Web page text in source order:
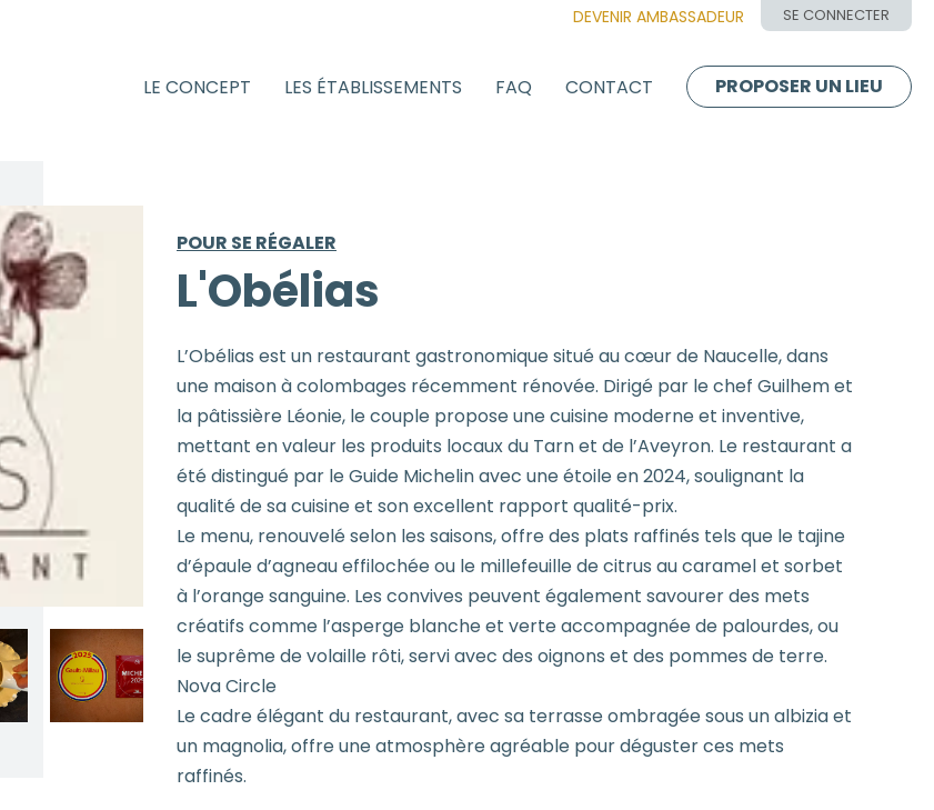
DEVENIR AMBASSADEUR SE CONNECTER
LE CONCEPT LES ÉTABLISSEMENTS FAQ CONTACT PROPOSER UN LIEU
POUR SE RÉGALER
L'Obélias
L’Obélias est un restaurant gastronomique situé au cœur de Naucelle, dans
une maison à colombages récemment rénovée. Dirigé par le chef Guilhem et
la pâtissière Léonie, le couple propose une cuisine moderne et inventive,
mettant en valeur les produits locaux du Tarn et de l’Aveyron. Le restaurant a
été distingué par le Guide Michelin avec une étoile en 2024, soulignant la
qualité de sa cuisine et son excellent rapport qualité-prix.
Le menu, renouvelé selon les saisons, offre des plats raffinés tels que le tajine
d’épaule d’agneau effilochée ou le millefeuille de citrus au caramel et sorbet
à l’orange sanguine. Les convives peuvent également savourer des mets
créatifs comme l’asperge blanche et verte accompagnée de palourdes, ou
le suprême de volaille rôti, servi avec des oignons et des pommes de terre.
Nova Circle
Le cadre élégant du restaurant, avec sa terrasse ombragée sous un albizia et
un magnolia, offre une atmosphère agréable pour déguster ces mets
raffinés.